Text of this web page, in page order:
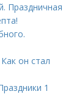
Праздничная
он стал
1